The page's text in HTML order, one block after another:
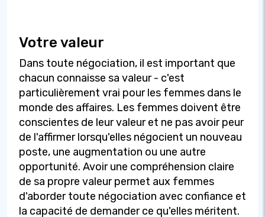
Votre valeur
Dans toute négociation, il est important que
chacun connaisse sa valeur - c'est
particulièrement vrai pour les femmes dans le
monde des affaires. Les femmes doivent être
conscientes de leur valeur et ne pas avoir peur
de l'affirmer lorsqu'elles négocient un nouveau
poste, une augmentation ou une autre
opportunité. Avoir une compréhension claire
de sa propre valeur permet aux femmes
d'aborder toute négociation avec confiance et
la capacité de demander ce qu'elles méritent.